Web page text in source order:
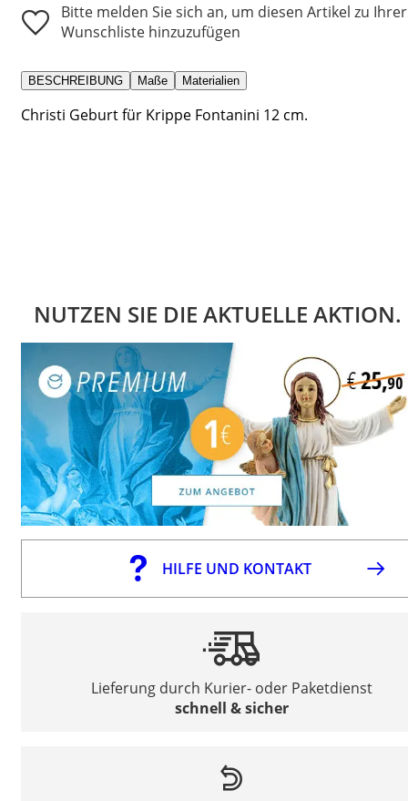
Bitte melden Sie sich an, um diesen Artikel zu Ihrer
Wunschliste hinzuzufügen
BESCHREIBUNG Maße Materialien
Christi Geburt für Krippe Fontanini 12 cm.
NUTZEN SIE DIE AKTUELLE AKTION.
HILFE UND KONTAKT
Lieferung durch Kurier- oder Paketdienst
schnell & sicher